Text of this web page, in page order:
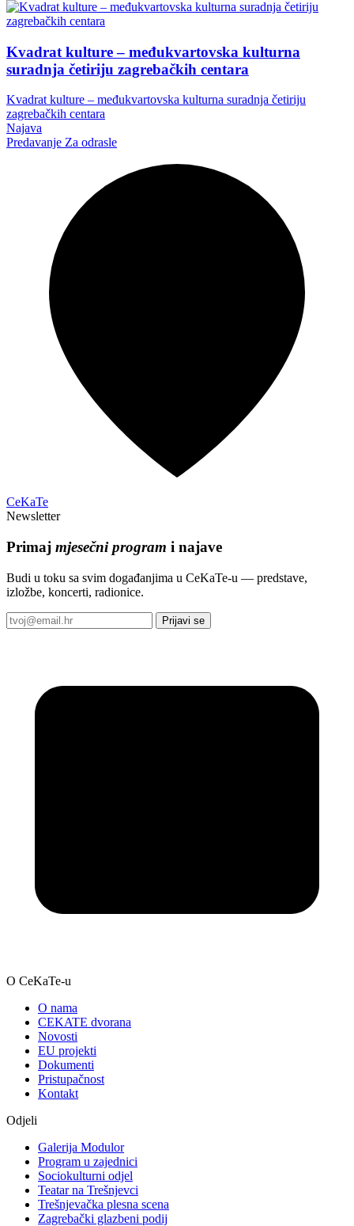
Kvadrat kulture – međukvartovska kulturna
suradnja četiriju zagrebačkih centara
Kvadrat kulture – međukvartovska kulturna suradnja četiriju
zagrebačkih centara
Najava
Predavanje Za odrasle
CeKaTe
Newsletter
Primaj mjesečni program i najave
Budi u toku sa svim događanjima u CeKaTe-u — predstave,
izložbe, koncerti, radionice.
Prijavi se
O CeKaTe-u
O nama
CEKATE dvorana
Novosti
EU projekti
Dokumenti
Pristupačnost
Kontakt
Odjeli
Galerija Modulor
Program u zajednici
Sociokulturni odjel
Teatar na Trešnjevci
Trešnjevačka plesna scena
Zagrebački glazbeni podij